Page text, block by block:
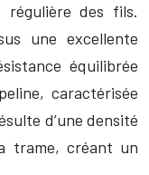
régulière des fils.
une excellente
équilibrée
caractérisée
d’une densité
trame, créant un